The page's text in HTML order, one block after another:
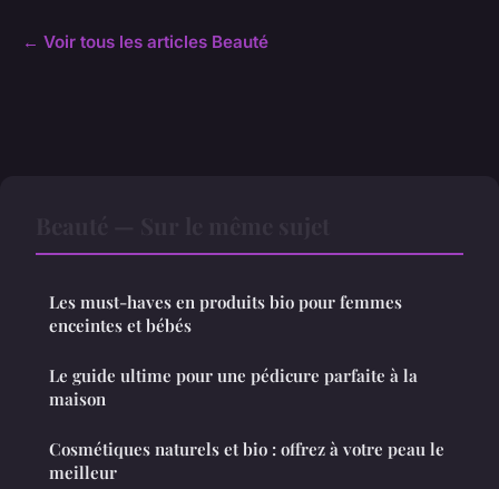
← Voir tous les articles Beauté
Les must-haves en produits bio pour femmes
enceintes et bébés
Le guide ultime pour une pédicure parfaite à la
maison
Cosmétiques naturels et bio : offrez à votre peau le
meilleur